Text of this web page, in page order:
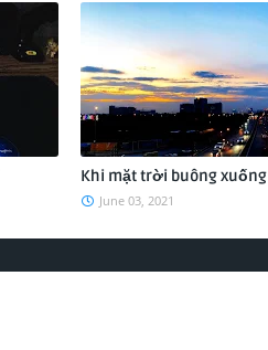
Khi mặt trời buông xuống
June 03, 2021